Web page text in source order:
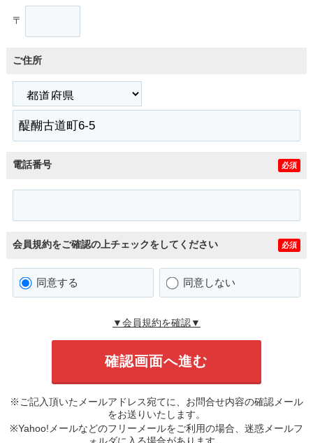
〒
ご住所
電話番号 必須
会員規約をご確認の上チェックをしてください 必須
同意する 同意しない
▼会員規約を確認▼
※ご記入頂いたメールアドレス宛てに、お問合せ内容の確認メール
をお送りいたします。
※Yahoo!メールなどのフリーメールをご利用の場合、迷惑メールフ